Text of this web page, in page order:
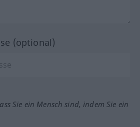
(optional)
Sie ein Mensch sind, indem Sie ein